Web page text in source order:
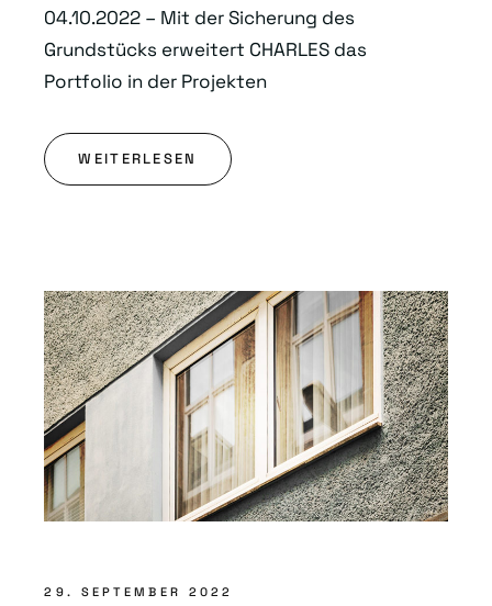
04.10.2022 – Mit der Sicherung des
Grundstücks erweitert CHARLES das
Portfolio in der Projekten
WEITERLESEN
29. SEPTEMBER 2022